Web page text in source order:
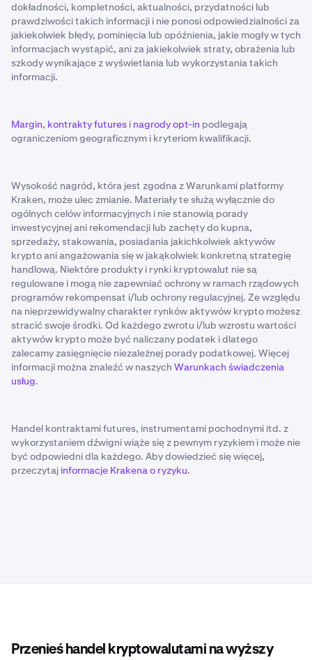
dokładności, kompletności, aktualności, przydatności lub
prawdziwości takich informacji i nie ponosi odpowiedzialności za
jakiekolwiek błędy, pominięcia lub opóźnienia, jakie mogły w tych
informacjach wystąpić, ani za jakiekolwiek straty, obrażenia lub
szkody wynikające z wyświetlania lub wykorzystania takich
informacji.
Margin, kontrakty futures i nagrody opt-in podlegają
ograniczeniom geograficznym i kryteriom kwalifikacji.
Wysokość nagród, która jest zgodna z Warunkami platformy
Kraken, może ulec zmianie. Materiały te służą wyłącznie do
ogólnych celów informacyjnych i nie stanowią porady
inwestycyjnej ani rekomendacji lub zachęty do kupna,
sprzedaży, stakowania, posiadania jakichkolwiek aktywów
krypto ani angażowania się w jakąkolwiek konkretną strategię
handlową. Niektóre produkty i rynki kryptowalut nie są
regulowane i mogą nie zapewniać ochrony w ramach rządowych
programów rekompensat i/lub ochrony regulacyjnej. Ze względu
na nieprzewidywalny charakter rynków aktywów krypto możesz
stracić swoje środki. Od każdego zwrotu i/lub wzrostu wartości
aktywów krypto może być naliczany podatek i dlatego
zalecamy zasięgnięcie niezależnej porady podatkowej. Więcej
informacji można znaleźć w naszych Warunkach świadczenia
usług.
Handel kontraktami futures, instrumentami pochodnymi itd. z
wykorzystaniem dźwigni wiąże się z pewnym ryzykiem i może nie
być odpowiedni dla każdego. Aby dowiedzieć się więcej,
przeczytaj informacje Krakena o ryzyku.
Przenieś handel kryptowalutami na wyższy